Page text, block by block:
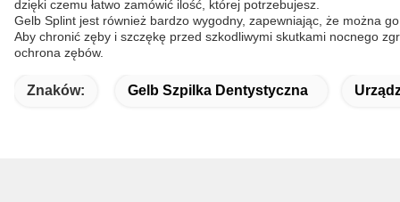
dzięki czemu łatwo zamówić ilość, której potrzebujesz.
Gelb Splint jest również bardzo wygodny, zapewniając, że można
Aby chronić zęby i szczękę przed szkodliwymi skutkami nocnego
ochrona zębów.
Znaków: Gelb Szpilka Dentystyczna